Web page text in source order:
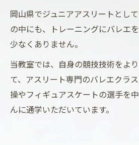
岡山県でジュニアアスリートとし
の中にも、トレーニングにバレエ
少なくありません。
当教室では、自身の競技技術をよ
て、アスリート専門のバレエクラ
操やフィギュアスケートの選手を
んに通学いただいています。